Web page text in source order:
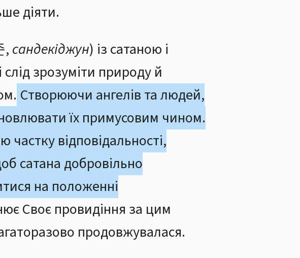
діяти.
, сандекіджун) із сатаною і
зрозуміти природу й
Створюючи ангелів та людей,
їх примусовим чином.
відповідальності,
сатана добровільно
на положенні
Своє провидіння за цим
продовжувалася.